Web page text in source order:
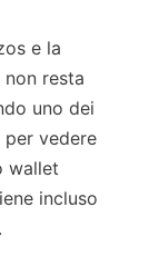
e la
resta
uno dei
vedere
wallet
incluso